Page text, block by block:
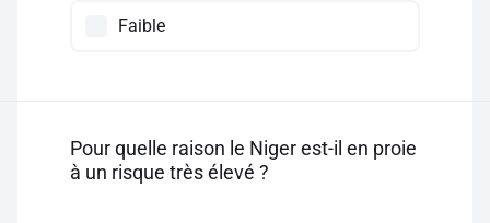
Faible
Pour quelle raison le Niger est-il en proie
à un risque très élevé ?